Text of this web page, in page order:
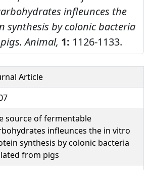
infleunces the
synthesis by colonic bacteria
Animal, 1: 1126-1133.
Article
source of fermentable
infleunces the in vitro
synthesis by colonic bacteria
from pigs